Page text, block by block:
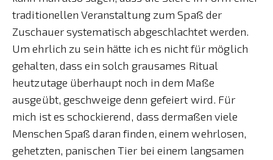
traditionellen Veranstaltung zum Spaß der
Zuschauer systematisch abgeschlachtet werden.
Um ehrlich zu sein hätte ich es nicht für möglich
gehalten, dass ein solch grausames Ritual
heutzutage überhaupt noch in dem Maße
ausgeübt, geschweige denn gefeiert wird. Für
mich ist es schockierend, dass dermaßen viele
Menschen Spaß daran finden, einem wehrlosen,
gehetzten, panischen Tier bei einem langsamen